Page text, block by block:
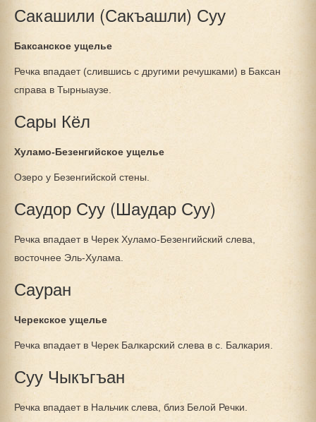
Сакашили (Сакъашли) Суу
Баксанское ущелье
Речка впадает (слившись с другими речушками) в Баксан
справа в Тырныаузе.
Сары Кёл
Хуламо-Безенгийское ущелье
Озеро у Безенгийской стены.
Саудор Суу (Шаудар Суу)
Речка впадает в Черек Хуламо-Безенгийский слева,
восточнее Эль-Хулама.
Сауран
Черекское ущелье
Речка впадает в Черек Балкарский слева в с. Балкария.
Суу Чыкъгъан
Речка впадает в Нальчик слева, близ Белой Речки.